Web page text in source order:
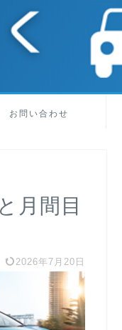
お問い合わせ
月間目
2026年7月20日